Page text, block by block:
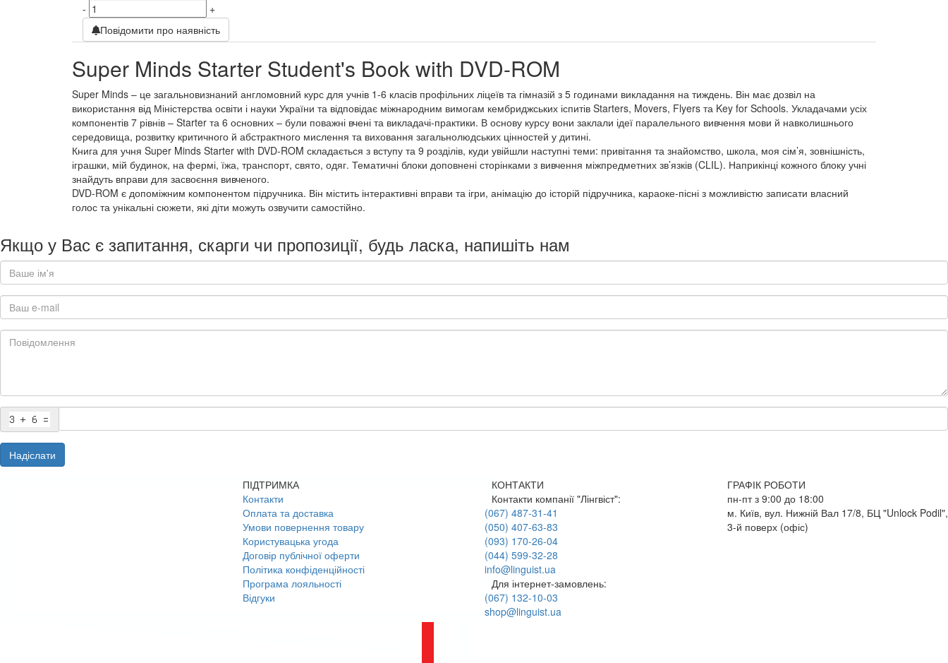
-
+
Повідомити про наявність
Super Minds Starter Student's Book with DVD-ROM
Super Minds – це загальновизнаний англомовний курс для учнів 1-6 класів профільних ліцеїв та гімназій з 5 годинами викладання на тиждень. Він має дозвіл на
використання від Міністерства освіти і науки України та відповідає міжнародним вимогам кембриджських іспитів Starters, Movers, Flyers та Key for Schools. Укладачами усіх
компонентів 7 рівнів – Starter та 6 основних – були поважні вчені та викладачі-практики. В основу курсу вони заклали ідеї паралельного вивчення мови й навколишнього
середовища, розвитку критичного й абстрактного мислення та виховання загальнолюдських цінностей у дитині.
Книга для учня Super Minds Starter with DVD-ROM складається з вступу та 9 розділів, куди увійшли наступні теми: привітання та знайомство, школа, моя сім’я, зовнішність,
іграшки, мій будинок, на фермі, їжа, транспорт, свято, одяг. Тематичні блоки доповнені сторінками з вивчення міжпредметних зв’язків (CLIL). Наприкінці кожного блоку учні
знайдуть вправи для засвоєння вивченого.
DVD-ROM є допоміжним компонентом підручника. Він містить інтерактивні вправи та ігри, анімацію до історій підручника, караоке-пісні з можливістю записати власний
голос та унікальні сюжети, які діти можуть озвучити самостійно.
Якщо у Вас є запитання, скарги чи пропозиції, будь ласка, напишіть нам
Надіслати
ПІДТРИМКА
Контакти
Оплата та доставка
Умови повернення товару
Користувацька угода
Договір публічної оферти
Політика конфіденційності
Програма лояльності
Відгуки
КОНТАКТИ
Контакти компанії "Лінгвіст":
(067) 487-31-41
(050) 407-63-83
(093) 170-26-04
(044) 599-32-28
info@linguist.ua
Для інтернет-замовлень:
(067) 132-10-03
shop@linguist.ua
ГРАФІК РОБОТИ
пн-пт з 9:00 до 18:00
м. Київ, вул. Нижній Вал 17/8, БЦ "Unlock Podil",
3-й поверх (офіс)